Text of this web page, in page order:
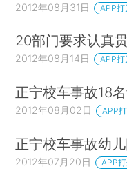
2012年08月31日 APP打
20部门要求认真
2012年08月14日 APP打
正宁校车事故18
2012年08月02日 APP
正宁校车事故幼
2012年07月20日 APP